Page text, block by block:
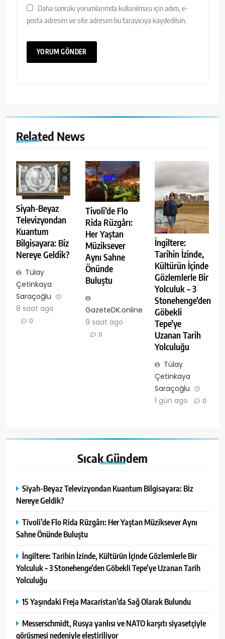
Daha sonraki yorumlarımda kullanılması için adım, e-
posta adresim ve site adresim bu tarayıcıya kaydedilsin.
Related News
Siyah-Beyaz
Televizyondan
Kuantum
Bilgisayara: Biz
Nereye Geldik?
Tülay
Çetinkaya
Saraçoğlu
8 saat ago
0
Tivoli’de Flo
Rida Rüzgârı:
Her Yaştan
Müziksever
Aynı Sahne
Önünde
Buluştu
GazeteDK.online
9 saat ago
0
İngiltere:
Tarihin İzinde,
Kültürün İçinde
Gözlemlerle Bir
Yolculuk – 3
Stonehenge’den
Göbekli
Tepe’ye
Uzanan Tarih
Yolculuğu
Tülay
Çetinkaya
Saraçoğlu
1 gün ago
0
SıcakGündem
Siyah-Beyaz Televizyondan Kuantum Bilgisayara: Biz
Nereye Geldik?
Tivoli’de Flo Rida Rüzgârı: Her Yaştan Müziksever Aynı
Sahne Önünde Buluştu
İngiltere: Tarihin İzinde, Kültürün İçinde Gözlemlerle Bir
Yolculuk – 3 Stonehenge’den Göbekli Tepe’ye Uzanan Tarih
Yolculuğu
15 Yaşındaki Freja Macaristan’da Sağ Olarak Bulundu
Messerschmidt, Rusya yanlısı ve NATO karşıtı siyasetçiyle
görüşmesi nedeniyle eleştiriliyor